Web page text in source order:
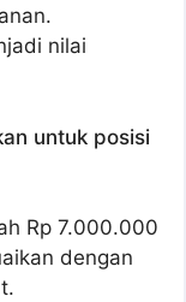
nilai
untuk posisi
Rp 7.000.000
dengan